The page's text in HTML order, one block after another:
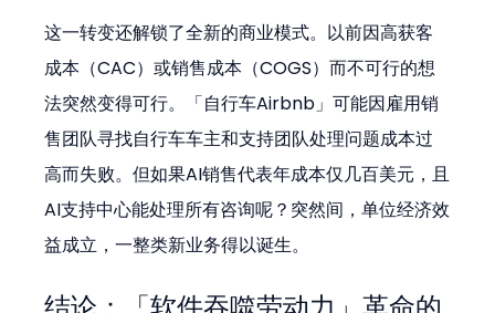
这一转变还解锁了全新的商业模式。以前因高获客
成本（CAC）或销售成本（COGS）而不可行的想
法突然变得可行。「自行车Airbnb」可能因雇用销
售团队寻找自行车车主和支持团队处理问题成本过
高而失败。但如果AI销售代表年成本仅几百美元，且
AI支持中心能处理所有咨询呢？突然间，单位经济效
益成立，一整类新业务得以诞生。